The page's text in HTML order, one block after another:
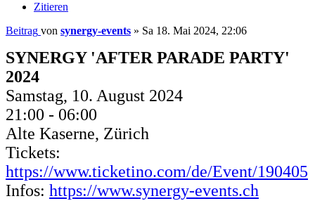
Zitieren
Beitrag von synergy-events » Sa 18. Mai 2024, 22:06
SYNERGY 'AFTER PARADE PARTY'
2024
Samstag, 10. August 2024
21:00 - 06:00
Alte Kaserne, Zürich
Tickets:
https://www.ticketino.com/de/Event/190405
Infos: https://www.synergy-events.ch